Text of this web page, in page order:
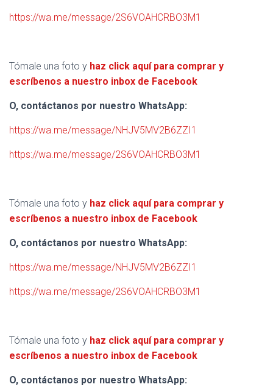
https://wa.me/message/2S6VOAHCRBO3M1
Tómale una foto y haz click aquí para comprar y
escríbenos a nuestro inbox de Facebook
O, contáctanos por nuestro WhatsApp:
https://wa.me/message/NHJV5MV2B6ZZI1
https://wa.me/message/2S6VOAHCRBO3M1
Tómale una foto y haz click aquí para comprar y
escríbenos a nuestro inbox de Facebook
O, contáctanos por nuestro WhatsApp:
https://wa.me/message/NHJV5MV2B6ZZI1
https://wa.me/message/2S6VOAHCRBO3M1
Tómale una foto y haz click aquí para comprar y
escríbenos a nuestro inbox de Facebook
O, contáctanos por nuestro WhatsApp: